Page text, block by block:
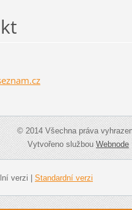
m.cz
© 2014 Všechna práva
Vytvořeno službouWebnode
verzi Standardní verzi